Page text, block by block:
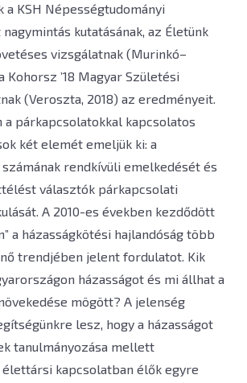
a KSH Népességtudományi
kutatásának, az Életünk
vizsgálatnak (Murinkó–
Kohorsz ’18 Magyar Születési
(Veroszta, 2018) az eredményeit.
a párkapcsolatokkal kapcsolatos
két elemét emeljük ki: a
rendkívüli emelkedését és
választók párkapcsolati
A 2010-es években kezdődött
a házasságkötési hajlandóság több
trendjében jelent fordulatot. Kik
házasságot és mi állhat a
mögött? A jelenség
lesz, hogy a házasságot
tanulmányozása mellett
kapcsolatban élők egyre